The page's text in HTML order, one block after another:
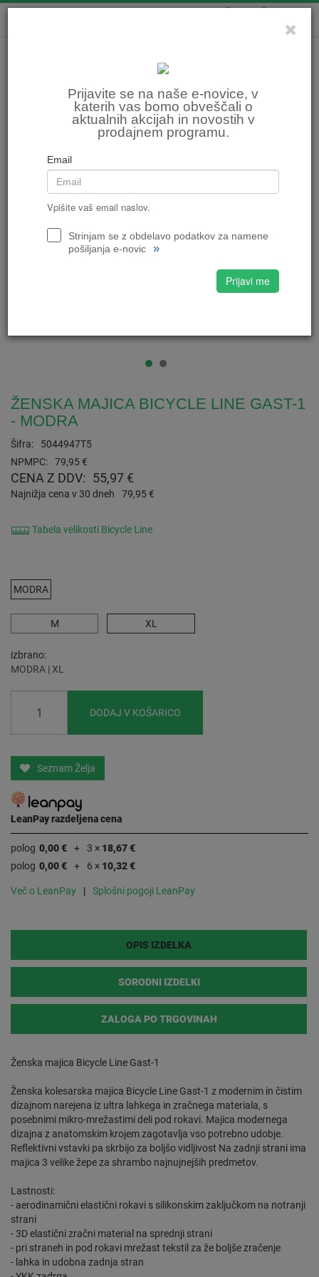
Prijavite se na naše e-novice, v
katerih vas bomo obveščali o
aktualnih akcijah in novostih v
prodajnem programu.
Email
Vpišite vaš email naslov.
Strinjam se z obdelavo podatkov za namene
pošiljanja e-novic
»
Prijavi me
ŽENSKA MAJICA BICYCLE LINE GAST-1
- MODRA
Šifra:
5044947T5
NPMPC:
79,95 €
CENA Z DDV: 55,97 €
Najnižja cena v 30 dneh 79,95 €
Tabela velikosti Bicycle Line
MODRA
M XL
izbrano
MODRA | XL
DODAJ V KOŠARICO
Seznam Želja
LeanPay razdeljena cena
polog 0,00 € 3 × 18,67 €
polog 0,00 € 6 × 10,32 €
Več o LeanPay Splošni pogoji LeanPay
OPIS IZDELKA
SORODNI IZDELKI
ZALOGA PO TRGOVINAH
Ženska majica Bicycle Line Gast-1
Ženska kolesarska majica Bicycle Line Gast-1 z modernim in čistim
dizajnom narejena iz ultra lahkega in zračnega materiala, s
posebnimi mikro-mrežastimi deli pod rokavi. Majica modernega
dizajna z anatomskim krojem zagotavlja vso potrebno udobje.
Reflektivni vstavki pa skrbijo za boljšo vidljivost Na zadnji strani ima
majica 3 velike žepe za shrambo najnujnejših predmetov.
Lastnosti:
- aerodinamični elastični rokavi s silikonskim zaključkom na notranji
strani
- 3D elastični zračni material na sprednji strani
- pri straneh in pod rokavi mrežast tekstil za že boljše zračenje
- lahka in udobna zadnja stran